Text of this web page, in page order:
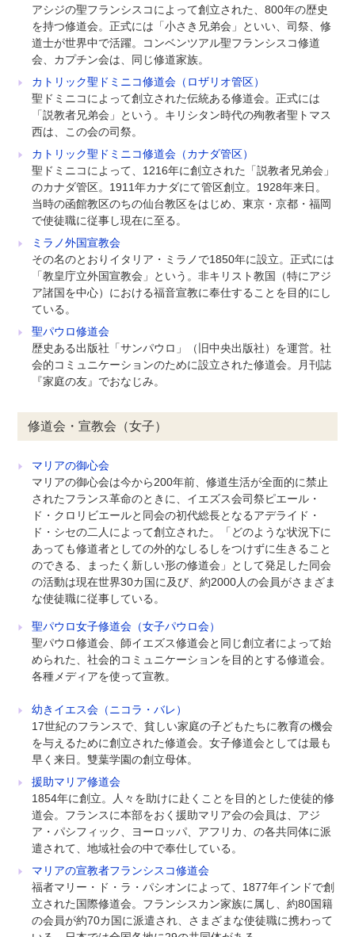
アシジの聖フランシスコによって創立された、800年の歴史
を持つ修道会。正式には「小さき兄弟会」といい、司祭、修
道士が世界中で活躍。コンベンツアル聖フランシスコ修道
会、カプチン会は、同じ修道家族。
カトリック聖ドミニコ修道会（ロザリオ管区）
聖ドミニコによって創立された伝統ある修道会。正式には
「説教者兄弟会」という。キリシタン時代の殉教者聖トマス
西は、この会の司祭。
カトリック聖ドミニコ修道会（カナダ管区）
聖ドミニコによって、1216年に創立された「説教者兄弟会」
のカナダ管区。1911年カナダにて管区創立。1928年来日。
当時の函館教区のちの仙台教区をはじめ、東京・京都・福岡
で使徒職に従事し現在に至る。
ミラノ外国宣教会
その名のとおりイタリア・ミラノで1850年に設立。正式には
「教皇庁立外国宣教会」という。非キリスト教国（特にアジ
ア諸国を中心）における福音宣教に奉仕することを目的にし
ている。
聖パウロ修道会
歴史ある出版社「サンパウロ」（旧中央出版社）を運営。社
会的コミュニケーションのために設立された修道会。月刊誌
『家庭の友』でおなじみ。
修道会・宣教会（女子）
マリアの御心会
マリアの御心会は今から200年前、修道生活が全面的に禁止
されたフランス革命のときに、イエズス会司祭ピエール・
ド・クロリビエールと同会の初代総長となるアデライド・
ド・シセの二人によって創立された。「どのような状況下に
あっても修道者としての外的なしるしをつけずに生きること
のできる、まったく新しい形の修道会」として発足した同会
の活動は現在世界30カ国に及び、約2000人の会員がさまざま
な使徒職に従事している。
聖パウロ女子修道会（女子パウロ会）
聖パウロ修道会、師イエズス修道会と同じ創立者によって始
められた、社会的コミュニケーションを目的とする修道会。
各種メディアを使って宣教。
幼きイエス会（ニコラ・バレ）
17世紀のフランスで、貧しい家庭の子どもたちに教育の機会
を与えるために創立された修道会。女子修道会としては最も
早く来日。雙葉学園の創立母体。
援助マリア修道会
1854年に創立。人々を助けに赴くことを目的とした使徒的修
道会。フランスに本部をおく援助マリア会の会員は、アジ
ア・パシフィック、ヨーロッパ、アフリカ、の各共同体に派
遣されて、地域社会の中で奉仕している。
マリアの宣教者フランシスコ修道会
福者マリー・ド・ラ・パシオンによって、1877年インドで創
立された国際修道会。フランシスカン家族に属し、約80国籍
の会員が約70カ国に派遣され、さまざまな使徒職に携わって